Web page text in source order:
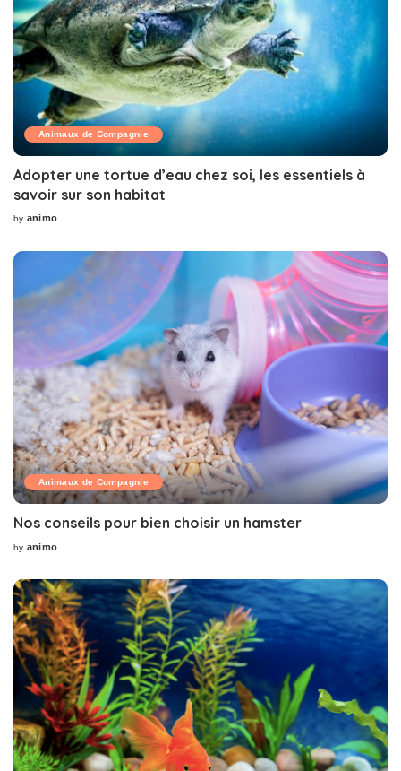
Animaux de Compagnie
Adopter une tortue d’eau chez soi, les essentiels à
savoir sur son habitat
Posted
by animo
Animaux de Compagnie
Nos conseils pour bien choisir un hamster
Posted
by animo